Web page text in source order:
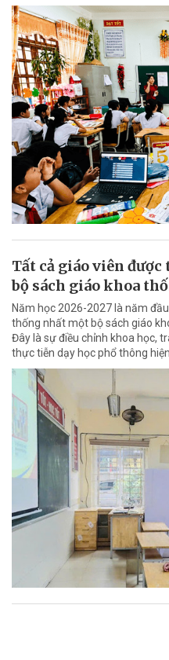
Tất cả giáo viên
bộ sách giáo khoa
Năm học 2026-2027 là năm
thống nhất một bộ sách giáo
Đây là sự điều chỉnh khoa học,
thực tiễn dạy học phổ thông